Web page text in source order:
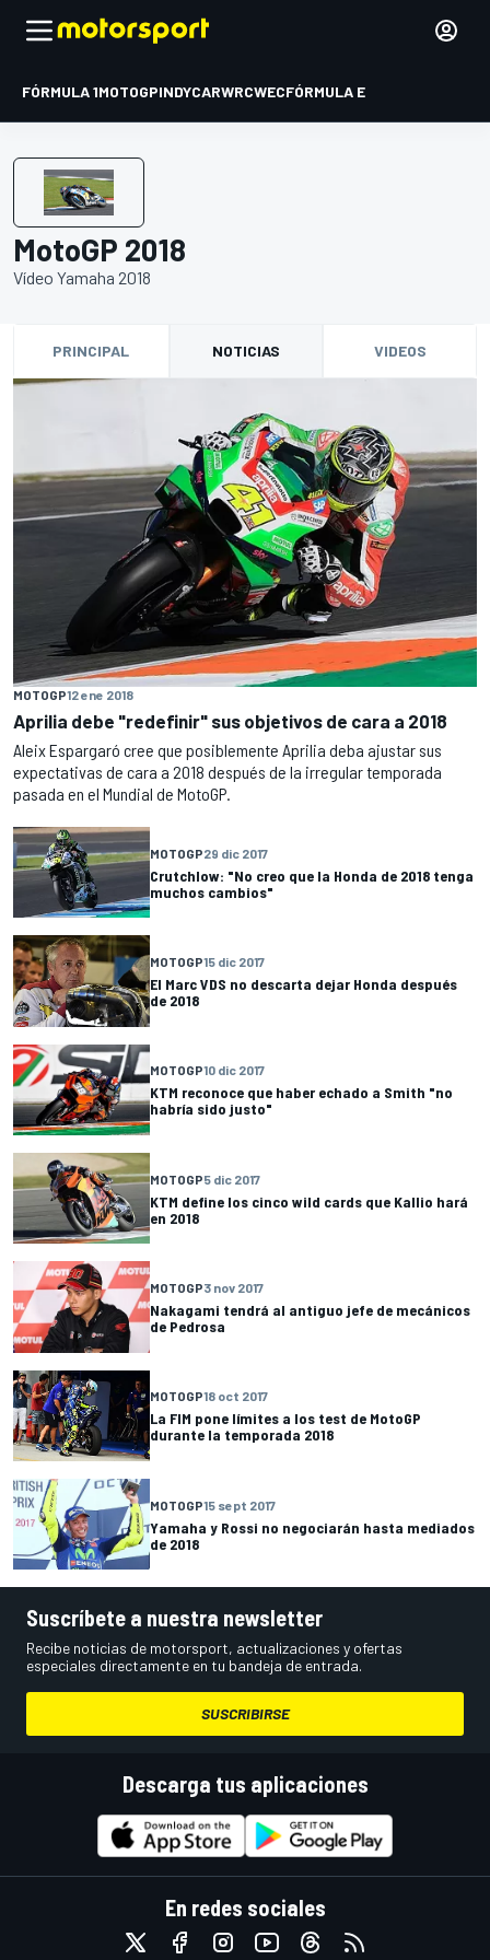
FÓRMULA 1MOTOGPINDYCARWRCWECFÓRMULA E
MotoGP 2018
Vídeo Yamaha 2018
PRINCIPAL NOTICIAS VIDEOS
MOTOGP12 ene 2018
Aprilia debe "redefinir" sus objetivos de cara a 2018
Aleix Espargaró cree que posiblemente Aprilia deba ajustar sus
expectativas de cara a 2018 después de la irregular temporada
pasada en el Mundial de MotoGP.
MOTOGP29 dic 2017
Crutchlow: "No creo que la Honda de 2018 tenga
muchos cambios"
MOTOGP15 dic 2017
El Marc VDS no descarta dejar Honda después
de 2018
MOTOGP10 dic 2017
KTM reconoce que haber echado a Smith "no
habría sido justo"
MOTOGP5 dic 2017
KTM define los cinco wild cards que Kallio hará
en 2018
MOTOGP3 nov 2017
Nakagami tendrá al antiguo jefe de mecánicos
de Pedrosa
MOTOGP18 oct 2017
La FIM pone límites a los test de MotoGP
durante la temporada 2018
MOTOGP15 sept 2017
Yamaha y Rossi no negociarán hasta mediados
de 2018
Suscríbete a nuestra newsletter
Recibe noticias de motorsport, actualizaciones y ofertas
especiales directamente en tu bandeja de entrada.
SUSCRIBIRSE
Descarga tus aplicaciones
En redes sociales